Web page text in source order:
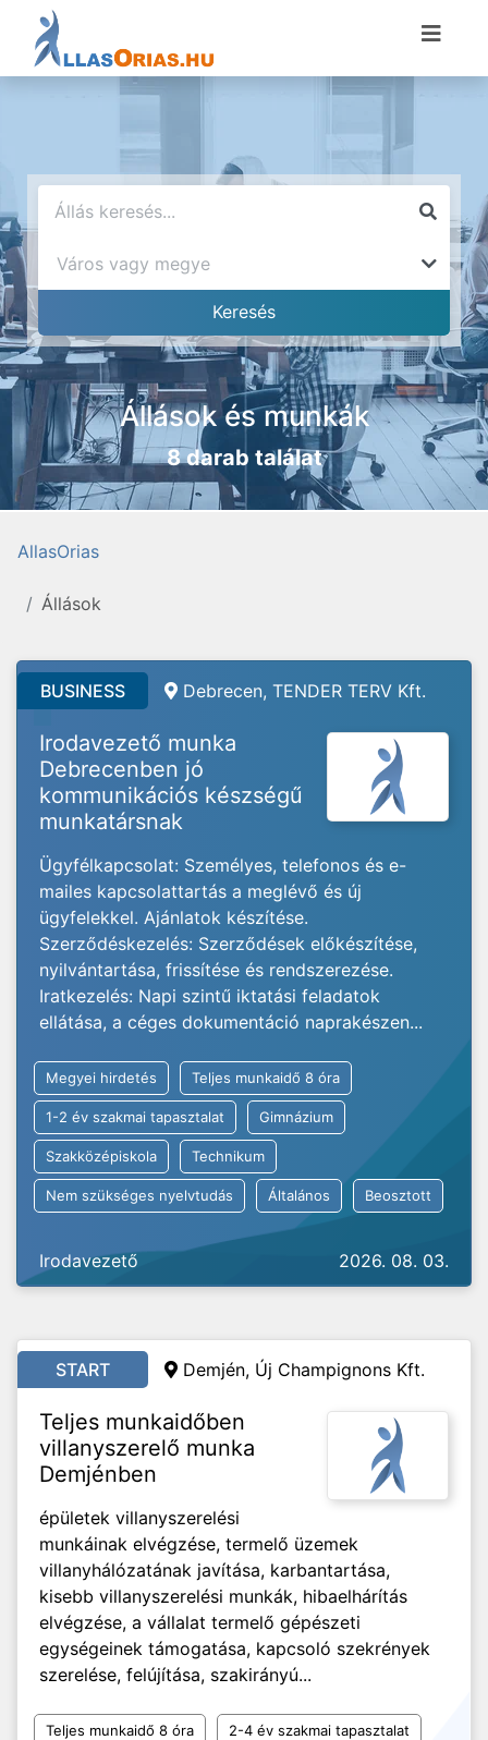
Állások és munkák
8 darab találat
AllasOrias
Állások
BUSINESS Debrecen, TENDER TERV Kft.
Irodavezető munka
Debrecenben jó
kommunikációs készségű
munkatársnak
Ügyfélkapcsolat: Személyes, telefonos és e-
mailes kapcsolattartás a meglévő és új
ügyfelekkel. Ajánlatok készítése.
Szerződéskezelés: Szerződések előkészítése,
nyilvántartása, frissítése és rendszerezése.
Iratkezelés: Napi szintű iktatási feladatok
ellátása, a céges dokumentáció naprakészen...
Megyei hirdetés Teljes munkaidő 8 óra
1-2 év szakmai tapasztalat Gimnázium
Szakközépiskola Technikum
Nem szükséges nyelvtudás Általános Beosztott
Irodavezető 2026. 08. 03.
START Demjén, Új Champignons Kft.
Teljes munkaidőben
villanyszerelő munka
Demjénben
épületek villanyszerelési
munkáinak elvégzése, termelő üzemek
villanyhálózatának javítása, karbantartása,
kisebb villanyszerelési munkák, hibaelhárítás
elvégzése, a vállalat termelő gépészeti
egységeinek támogatása, kapcsoló szekrények
szerelése, felújítása, szakirányú...
Teljes munkaidő 8 óra 2-4 év szakmai tapasztalat